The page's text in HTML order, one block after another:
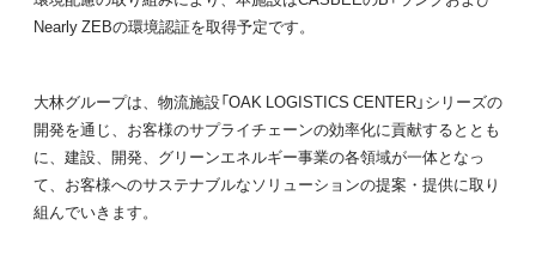
Nearly ZEBの環境認証を取得予定です。
大林グループは、物流施設「OAK LOGISTICS CENTER」シリーズの
開発を通じ、お客様のサプライチェーンの効率化に貢献するととも
に、建設、開発、グリーンエネルギー事業の各領域が一体となっ
て、お客様へのサステナブルなソリューションの提案・提供に取り
組んでいきます。